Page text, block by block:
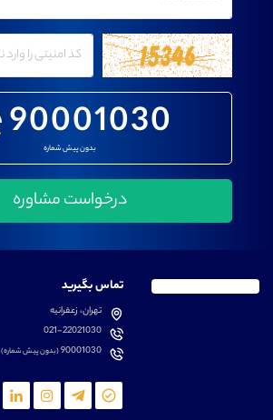
90001030
بدون پیش شماره
تماس بگیرید
تهران، زعفرانیه
021-22021030
90001030(بدون پیش شماره)